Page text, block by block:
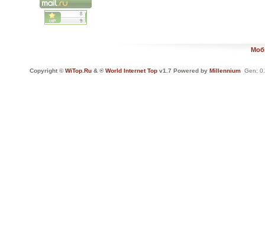
Copyright ©WiTop.Ru & ®World Internet Top v1.7 Powered by Millennium Gen: